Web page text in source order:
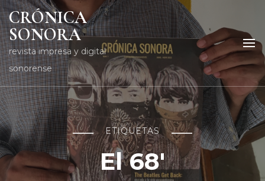
CRÓNICA
SONORA
revista impresa y digital
sonorense
ETIQUETAS
El 68′